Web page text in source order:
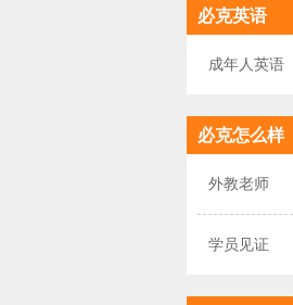
必克英语
成年人英语
必克怎么样
外教老师
学员见证